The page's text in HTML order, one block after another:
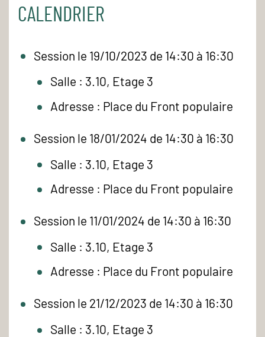
CALENDRIER
Session le 19/10/2023 de 14:30 à 16:30
Salle : 3.10, Etage 3
Adresse : Place du Front populaire
Session le 18/01/2024 de 14:30 à 16:30
Salle : 3.10, Etage 3
Adresse : Place du Front populaire
Session le 11/01/2024 de 14:30 à 16:30
Salle : 3.10, Etage 3
Adresse : Place du Front populaire
Session le 21/12/2023 de 14:30 à 16:30
Salle : 3.10, Etage 3